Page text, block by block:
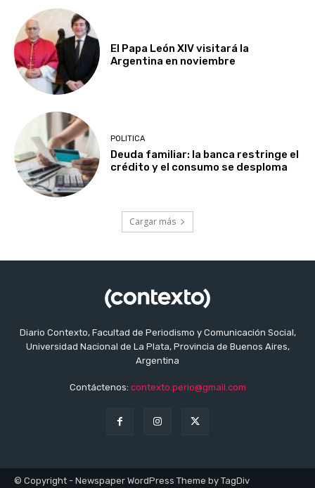
El Papa León XIV visitará la
Argentina en noviembre
POLITICA
Deuda familiar: la banca restringe el
crédito y el consumo se desploma
Cargar más
Diario Contexto, Facultad de Periodismo y Comunicación Social,
Universidad Nacional de La Plata, Provincia de Buenos Aires,
Argentina
Contáctenos: contexto.perio@gmail.com
© Copyright - Newspaper WordPress Theme by TagDiv